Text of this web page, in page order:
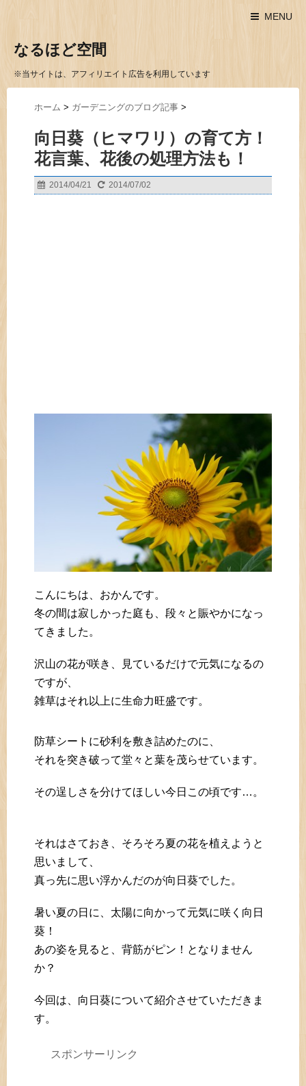
MENU
なるほど空間
※当サイトは、アフィリエイト広告を利用しています
ホーム > ガーデニングのブログ記事 >
向日葵（ヒマワリ）の育て方！
花言葉、花後の処理方法も！
2014/04/21 2014/07/02
こんにちは、おかんです。
冬の間は寂しかった庭も、段々と賑やかになっ
てきました。
沢山の花が咲き、見ているだけで元気になるの
ですが、
雑草はそれ以上に生命力旺盛です。
防草シートに砂利を敷き詰めたのに、
それを突き破って堂々と葉を茂らせています。
その逞しさを分けてほしい今日この頃です…。
それはさておき、そろそろ夏の花を植えようと
思いまして、
真っ先に思い浮かんだのが向日葵でした。
暑い夏の日に、太陽に向かって元気に咲く向日
葵！
あの姿を見ると、背筋がピン！となりません
か？
今回は、向日葵について紹介させていただきま
す。
スポンサーリンク